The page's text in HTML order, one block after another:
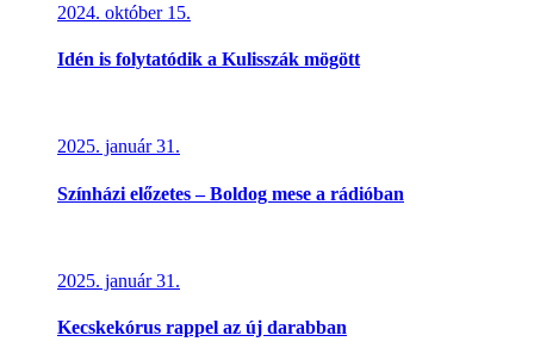
2024. október 15.
Idén is folytatódik a Kulisszák mögött
2025. január 31.
Színházi előzetes – Boldog mese a rádióban
2025. január 31.
Kecskekórus rappel az új darabban